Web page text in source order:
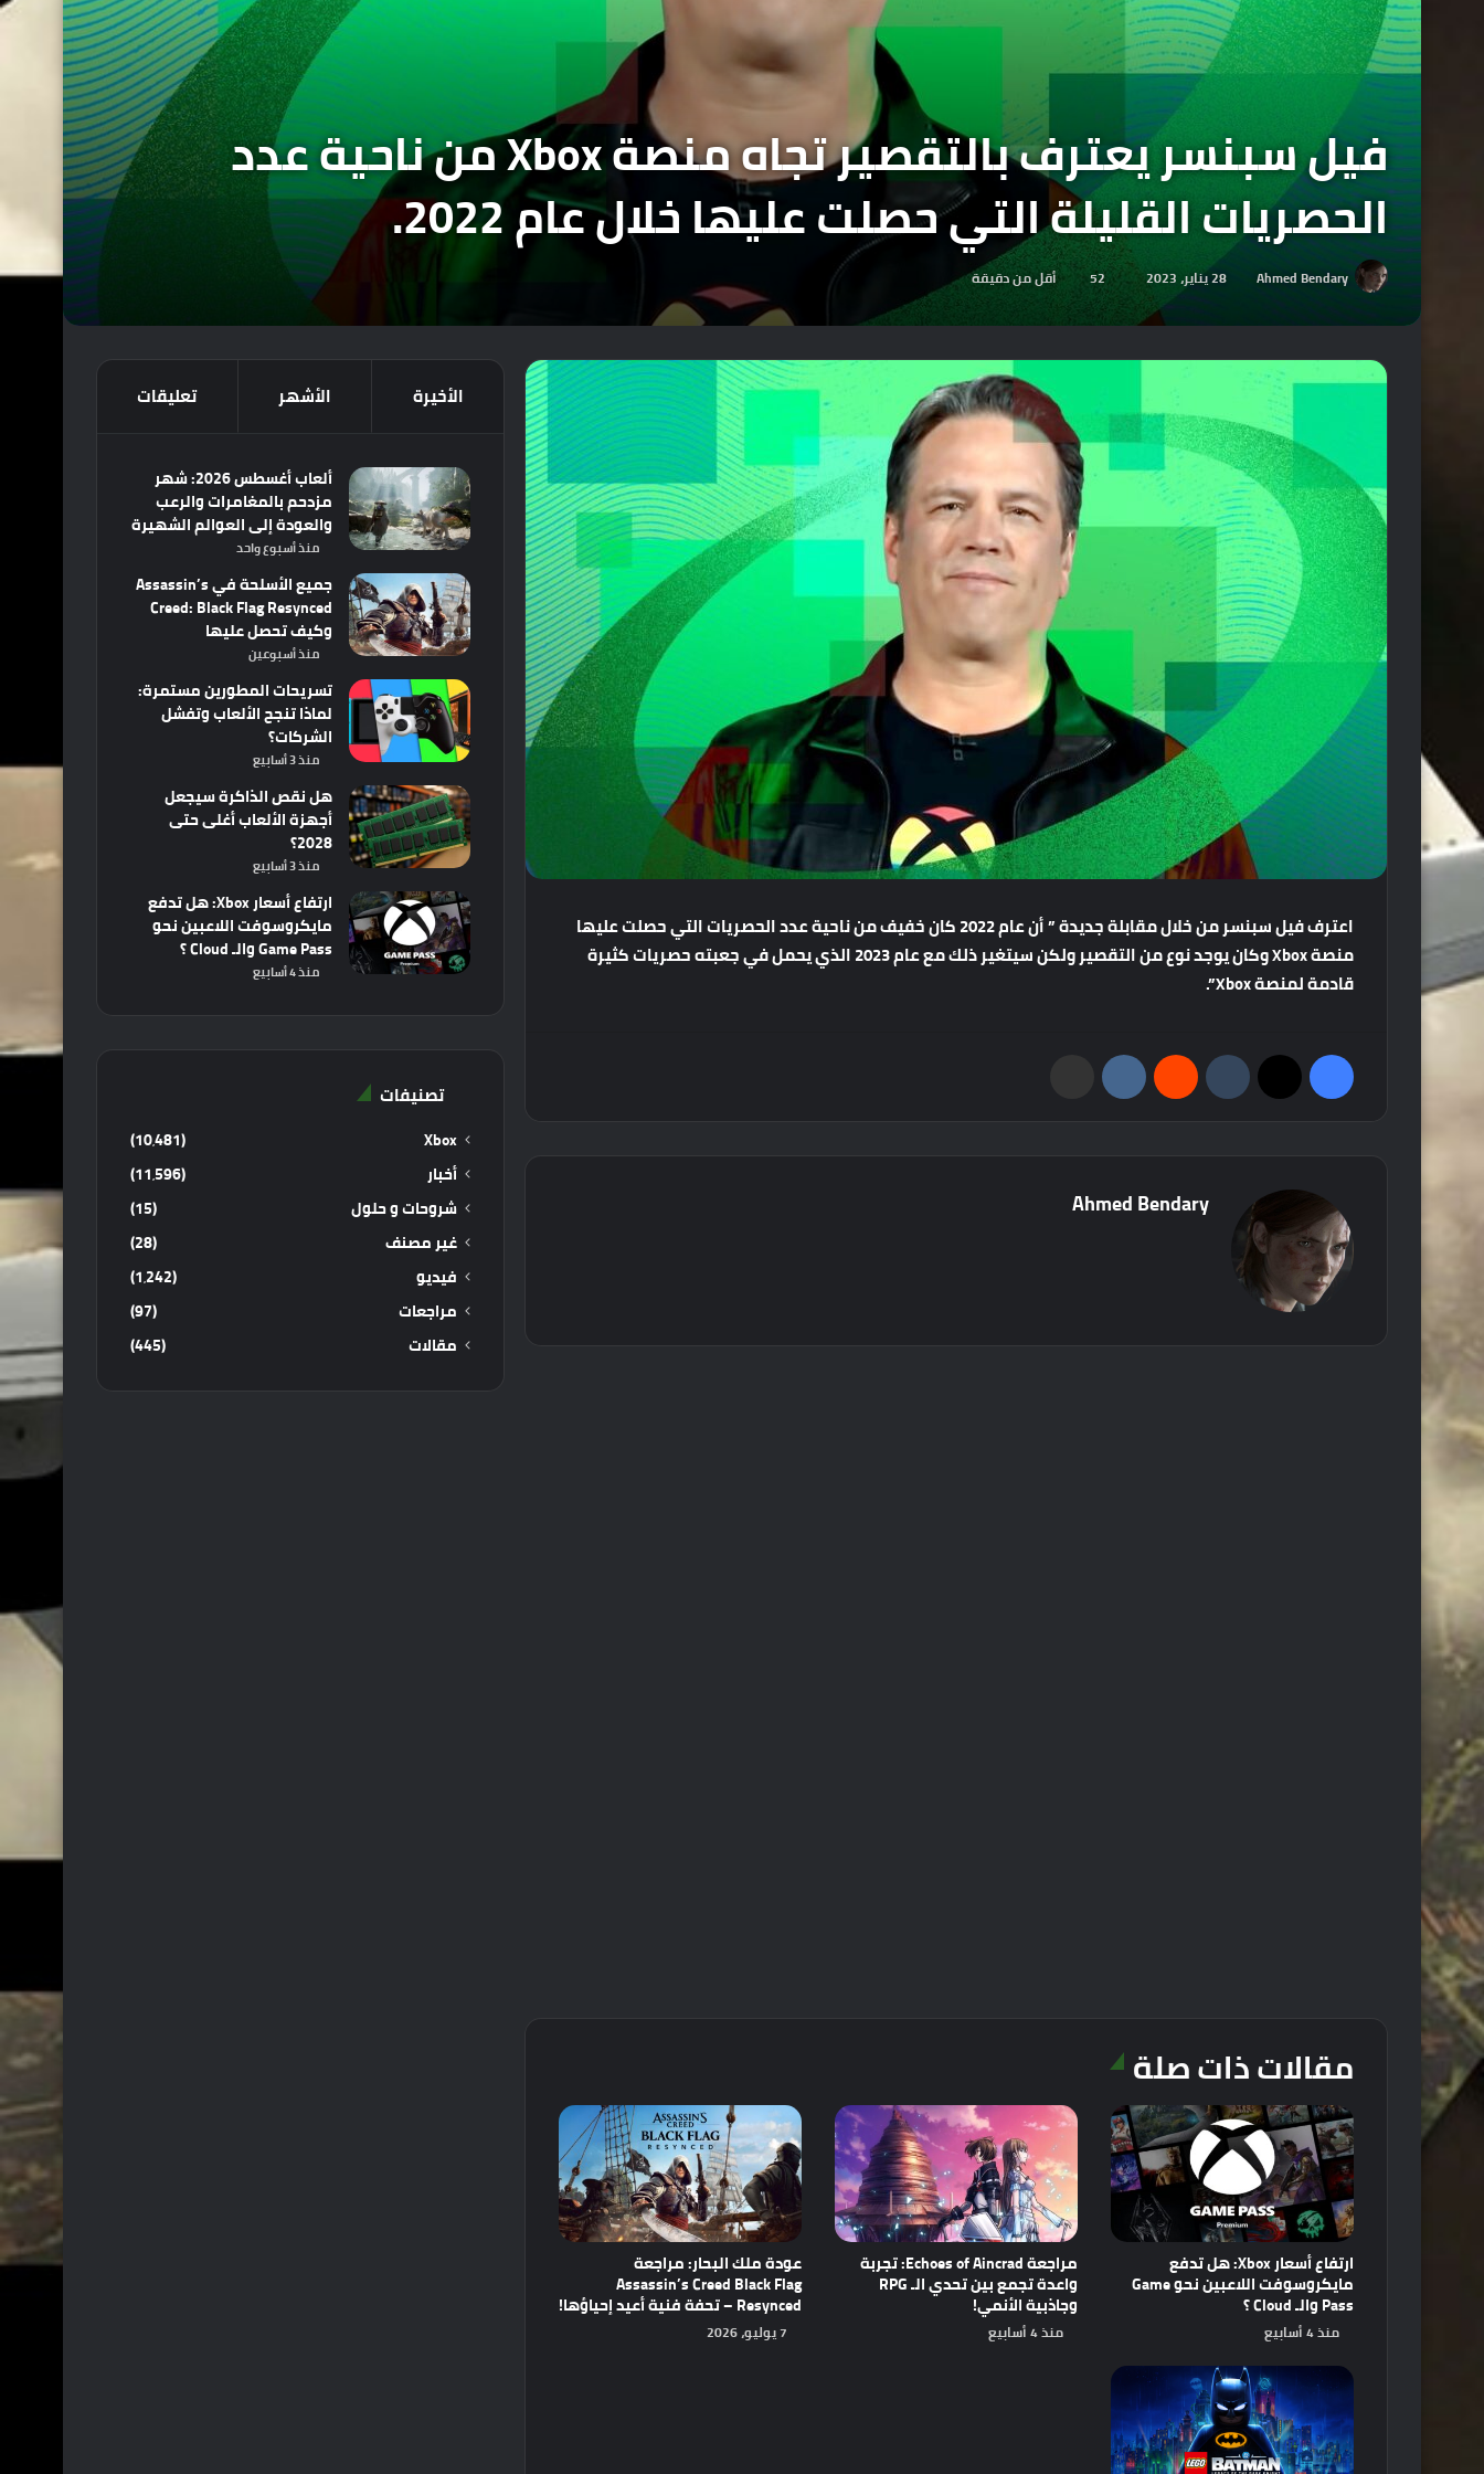
فيل سبنسر يعترف بالتقصير تجاه منصة Xbox من ناحية عدد
الحصريات القليلة التي حصلت عليها خلال عام 2022.
Ahmed Bendary 28 يناير، 2023 52 أقل من دقيقة
اعترففيلسبنسرمنخلالمقابلةجديدة”أنعام كانخفيفمنناحيةعددالحصرياتالتيحصلتعليها
منصة
وكانيوجدنوعمنالتقصيرولكنسيتغيرذلكمععام الذييحملفيجعبتهحصرياتكثيرة
قادمةلمنصة
Ahmed Bendary
مقالات ذات صلة
ارتفاع أسعار Xbox: هل تدفع
مايكروسوفت اللاعبين نحو Game
Pass والـ Cloud ؟
منذ 4 أسابيع
مراجعة Echoes of Aincrad: تجربة
واعدة تجمع بين تحدي الـ RPG
وجاذبية الأنمي!
منذ 4 أسابيع
عودة ملك البحار: مراجعة
Assassin’s Creed Black Flag
Resynced – تحفة فنية أعيد إحياؤها!
7 يوليو، 2026
الأخيرة الأشهر تعليقات
ألعاب أغسطس 2026: شهر
مزدحم بالمغامرات والرعب
والعودة إلى العوالم الشهيرة
منذ أسبوع واحد
جميع الأسلحة في Assassin’s
Creed: Black Flag Resynced
وكيف تحصل عليها
منذ أسبوعين
تسريحات المطورين مستمرة:
لماذا تنجح الألعاب وتفشل
الشركات؟
منذ 3 أسابيع
هل نقص الذاكرة سيجعل
أجهزة الألعاب أغلى حتى
2028؟
منذ 3 أسابيع
ارتفاع أسعار Xbox: هل تدفع
مايكروسوفت اللاعبين نحو
Game Pass والـ Cloud ؟
منذ 4 أسابيع
تصنيفات
Xbox
(10٬481)
أخبار
(11٬596)
شروحات و حلول
(15)
غير مصنف
(28)
فيديو
(1٬242)
مراجعات
(97)
مقالات
(445)